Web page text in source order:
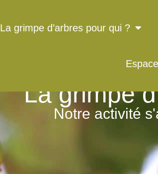
La grimpe d’arbres pour qui ?
La grimpe
Notre activité